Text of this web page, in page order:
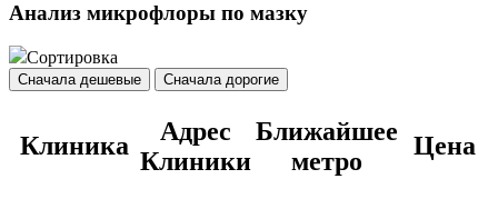
Анализ микрофлоры по мазку
Сортировка
Сначала дешевые Сначала дорогие
Клиника
Адрес
Клиники
Ближайшее
метро
Цена